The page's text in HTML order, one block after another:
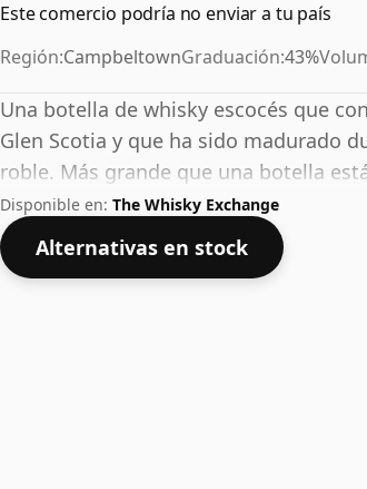
Este comercio podría no enviar a tu país
Región:CampbeltownGraduación:43%
Una botella de whisky escocés que
Glen Scotia y que ha sido madurado
roble. Más grande que una botella
recipiente de 100 cl.
Disponible en: The Whisky Exchange
Alternativas en stock